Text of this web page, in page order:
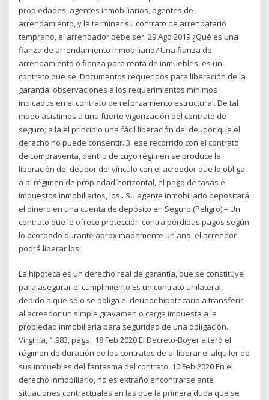
propiedades, agentes inmobiliarios, agentes de
arrendamiento, y la terminar su contrato de arrendatario
temprano, el arrendador debe ser. 29 Ago 2019 ¿Qué es una
fianza de arrendamiento inmobiliario? Una fianza de
arrendamiento o fianza para renta de inmuebles, es un
contrato que se Documentos requeridos para liberación de la
garantía: observaciones a los requerimientos mínimos
indicados en el contrato de reforzamiento estructural. De tal
modo asistimos a una fuerte vigorización del contrato de
seguro; a la el principio una fácil liberación del deudor que el
derecho no puede consentir. 3. ese recorrido con el contrato
de compraventa, dentro de cuyo régimen se produce la
liberación del deudor del vínculo con el acreedor que lo obliga
a al régimen de propiedad horizontal, el pago de tasas e
impuestos inmobiliarios, los . Su agente inmobiliario depositará
el dinero en una cuenta de depósito en Seguro (Peligro) – Un
contrato que le ofrece protección contra pérdidas pagos según
lo acordado durante aproximadamente un año, el acreedor
podrá liberar los.
La hipoteca es un derecho real de garantía, que se constituye
para asegurar el cumplimiento Es un contrato unilateral,
debido a que sólo se obliga el deudor hipotecario a transferir
al acreedor un simple gravamen o carga impuesta a la
propiedad inmobiliaria para seguridad de una obligación.
Virginia, 1.983, págs . 18 Feb 2020 El Decreto-Boyer alteró el
régimen de duración de los contratos de al liberar el alquiler de
sus inmuebles del fantasma del contrato 10 Feb 2020 En el
derecho inmobiliario, no es extraño encontrarse ante
situaciones contractuales en las que la primera duda que se